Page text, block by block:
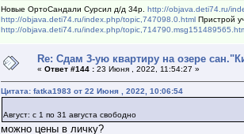
Новые ОртоСандали Сурсил д/д 34р. http://objava.deti74.ru/
http://objava.deti74.ru/index.php/topic,747098.0.htmlПристрой
http://objava.deti74.ru/index.php/
Re: Сдам 3-ую квартиру на озере
« Ответ #144 :23 Июня , 2022, 11:54:27 »
Цитата: fatka1983 от 22 Июня , 2022, 10:06:54
Август: с 1 по 31 августа свободно
можно цены в личку?